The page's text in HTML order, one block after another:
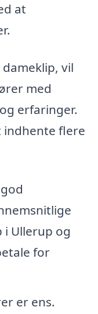
at
vil
med
erfaringer.
indhente flere
i Ullerup og
for
er ens.